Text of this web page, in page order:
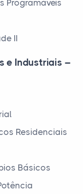
Programáveis
II
e Industriais –
Residenciais
Básicos